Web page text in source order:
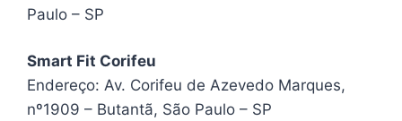
Paulo – SP
Smart Fit Corifeu
Endereço: Av. Corifeu de Azevedo Marques,
nº1909 – Butantã, São Paulo – SP